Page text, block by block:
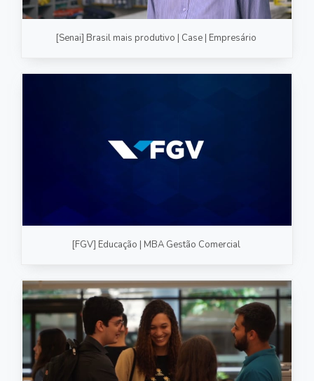
[Senai] Brasil mais produtivo | Case | Empresário
[FGV] Educação | MBA Gestão Comercial